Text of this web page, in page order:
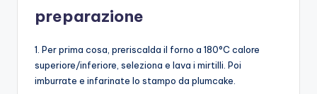
preparazione
1. Per prima cosa, preriscalda il forno a 180°C calore
superiore/inferiore, seleziona e lava i mirtilli. Poi
imburrate e infarinate lo stampo da plumcake.